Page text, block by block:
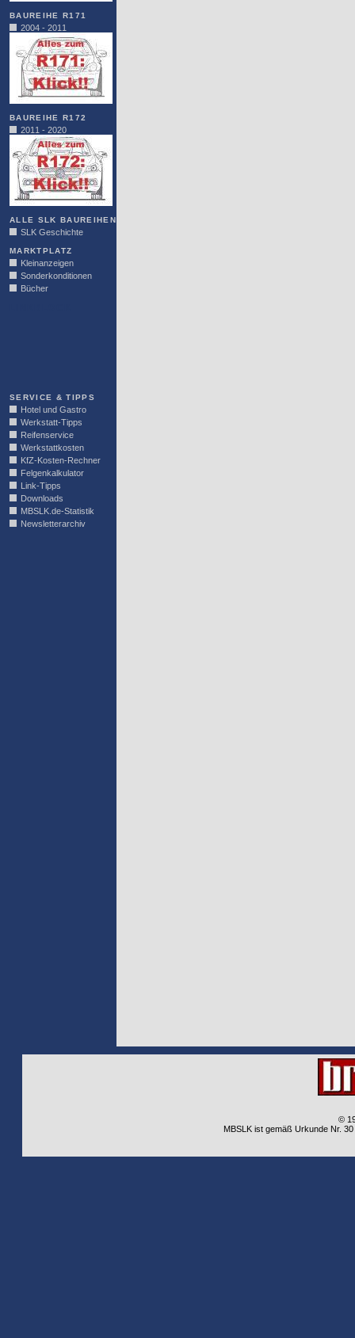
BAUREIHE R171
2004 - 2011
BAUREIHE R172
2011 - 2020
ALLE SLK BAUREIHEN
SLK Geschichte
MARKTPLATZ
Kleinanzeigen
Sonderkonditionen
Bücher
SERVICE & TIPPS
Hotel und Gastro
Werkstatt-Tipps
Reifenservice
Werkstattkosten
KfZ-Kosten-Rechner
Felgenkalkulator
Link-Tipps
Downloads
MBSLK.de-Statistik
Newsletterarchiv
©
MBSLK ist gemäß Urkunde Nr.